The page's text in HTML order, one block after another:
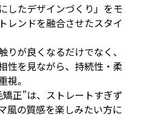
したデザインづくり」をモ
レンドを融合させたスタイ
りが良くなるだけでなく、
性を見ながら、持続性・柔
視。
正”は、ストレートすぎず
風の質感を楽しみたい方に